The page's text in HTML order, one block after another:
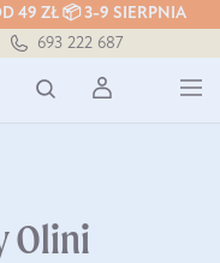
49 ZŁ 📦 3-9 SIERPNIA
693 222 687
Olini